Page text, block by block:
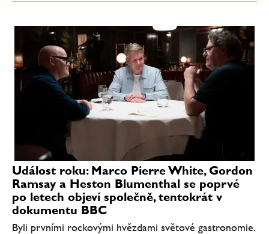
Událost roku: Marco Pierre White, Gordon
Ramsay a Heston Blumenthal se poprvé
po letech objeví společně, tentokrát v
dokumentu BBC
Byli prvními rockovými hvězdami světové gastronomie.